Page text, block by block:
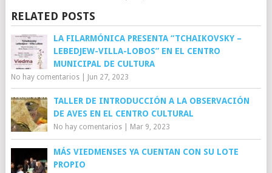
RELATED POSTS
LA FILARMÓNICA PRESENTA “TCHAIKOVSKY –
LEBEDJEW-VILLA-LOBOS” EN EL CENTRO
MUNICIPAL DE CULTURA
No hay comentarios| Jun 27, 2023
TALLER DE INTRODUCCIÓN A LA OBSERVACIÓN
DE AVES EN EL CENTRO CULTURAL
No hay comentarios| Mar 9, 2023
MÁS VIEDMENSES YA CUENTAN CON SU LOTE
PROPIO